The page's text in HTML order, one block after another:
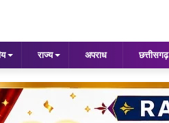
राज्य अपराध छत्तीसगढ़